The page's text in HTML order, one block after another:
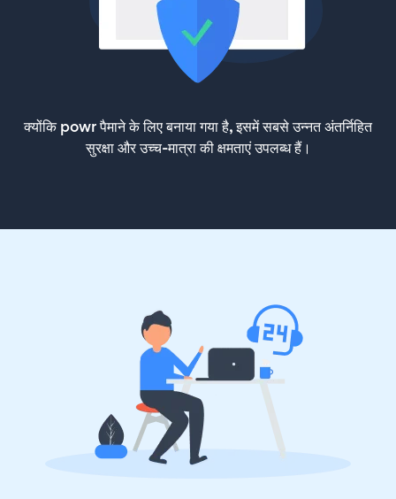
क्योंकि powr पैमाने के लिए बनाया गया है, इसमें सबसे उन्नत अंतर्निहित
सुरक्षा और उच्च-मात्रा की क्षमताएं उपलब्ध हैं।